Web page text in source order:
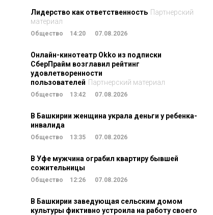
Лидерство как ответственность Партнерский
материал
Общество 14:20 07.08.2026
Онлайн-кинотеатр Okko из подписки
СберПрайм возглавил рейтинг
удовлетворенности
пользователей Партнерский материал
Общество 13:42 07.08.2026
В Башкирии женщина украла деньги у ребенка-
инвалида
Общество 13:35 07.08.2026
В Уфе мужчина ограбил квартиру бывшей
сожительницы
Общество 12:26 07.08.2026
В Башкирии заведующая сельским домом
культуры фиктивно устроила на работу своего